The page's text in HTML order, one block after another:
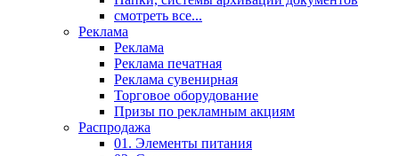
смотреть все...
Реклама
Реклама
Реклама печатная
Реклама сувенирная
Торговое оборудование
Призы по рекламным акциям
Распродажа
01. Элементы питания